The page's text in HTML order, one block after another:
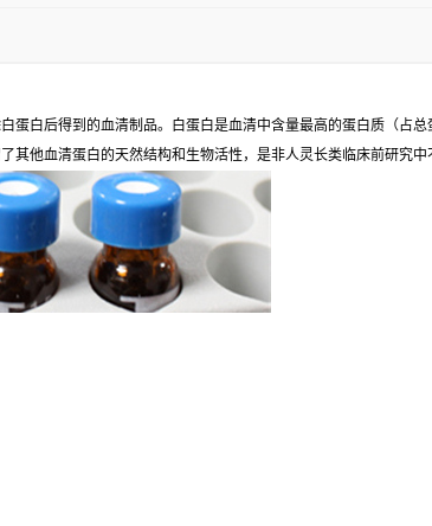
白后得到的血清制品。白蛋白是血清中含量最高的蛋白质（占
他血清蛋白的天然结构和生物活性，是非人灵长类临床前研究中